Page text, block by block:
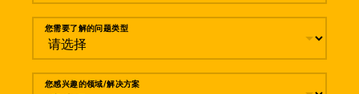
您需要了解的问题类型
您感兴趣的领域/解决方案